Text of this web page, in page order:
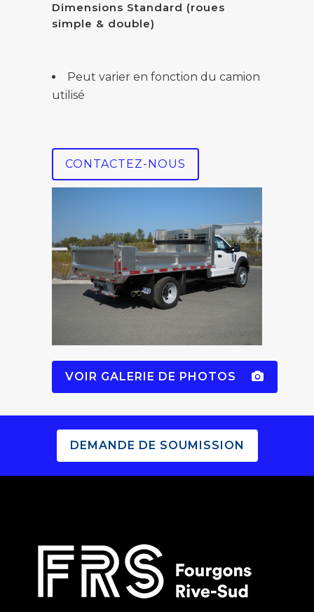
Dimensions Standard (roues
simple & double)
Peut varier en fonction du camion
utilisé
CONTACTEZ-NOUS
VOIR GALERIE DE PHOTOS
DEMANDE DE SOUMISSION